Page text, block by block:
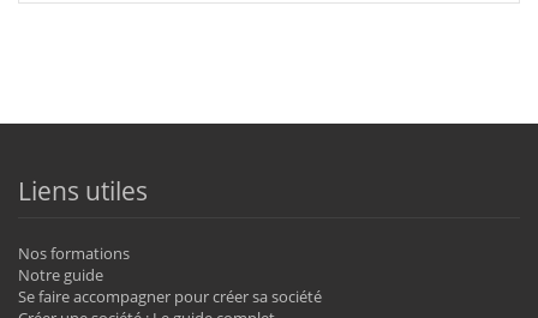
Liens utiles
Nos formations
Notre guide
Se faire accompagner pour créer sa société